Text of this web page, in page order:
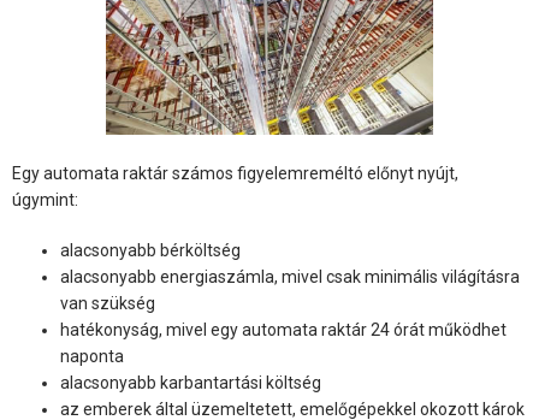
Egy automata raktár számos figyelemreméltó előnyt nyújt,
úgymint:
alacsonyabb bérköltség
alacsonyabb energiaszámla, mivel csak minimális világításra
van szükség
hatékonyság, mivel egy automata raktár 24 órát működhet
naponta
alacsonyabb karbantartási költség
az emberek által üzemeltetett, emelőgépekkel okozott károk